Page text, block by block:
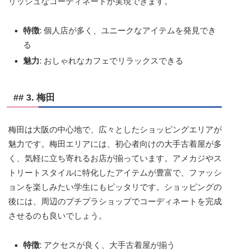
特徴: 個人店が多く、ユニークなアイテムを発見でき
る
魅力: おしゃれなカフェでリラックスできる
## 3. 梅田
梅田は大阪の中心地で、広々としたショッピングエリアが
魅力です。梅田エリアには、初心者向けの大手古着屋が多
く、気軽に立ち寄れるお店が揃っています。アメカジやス
トリートスタイルに特化したアイテムが豊富で、ファッシ
ョンを楽しみたい学生にもピッタリです。ショッピングの
後には、周辺のプチプラショップでコーディネートを完成
させるのも良いでしょう。
特徴: アクセスが良く、大手古着屋が揃う